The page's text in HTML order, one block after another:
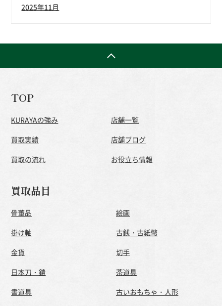
2025年11月
TOP
KURAYAの強み
買取実績
買取の流れ
店舗一覧
店舗ブログ
お役立ち情報
買取品目
骨董品
絵画
掛け軸
古銭・古紙幣
金貨
切手
日本刀・鎧
茶道具
書道具
古いおもちゃ・人形